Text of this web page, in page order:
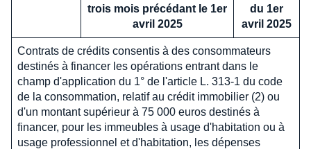
trois mois précédant le 1er
avril 2025
du 1er
avril 2025
Contrats de crédits consentis à des consommateurs
destinés à financer les opérations entrant dans le
champ d'application du 1° de l'article L. 313-1 du code
de la consommation, relatif au crédit immobilier (2) ou
d'un montant supérieur à 75 000 euros destinés à
financer, pour les immeubles à usage d'habitation ou à
usage professionnel et d'habitation, les dépenses